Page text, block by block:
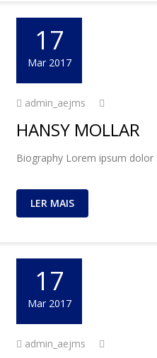
17
Mar 2017
admin_aejms
HANSY MOLLAR
Biography Lorem ipsum
LER MAIS
17
Mar 2017
admin_aejms